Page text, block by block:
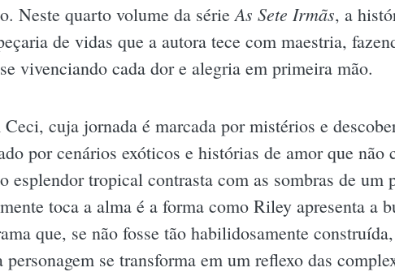
Neste quarto volume da série As Sete Irmãs, a
de vidas que a autora tece com maestria,
vivenciando cada dor e alegria em primeira mão.
cuja jornada é marcada por mistérios e
por cenários exóticos e histórias de amor que
esplendor tropical contrasta com as sombras de um
toca a alma é a forma como Riley apresenta a
que, se não fosse tão habilidosamente
se transforma em um reflexo das